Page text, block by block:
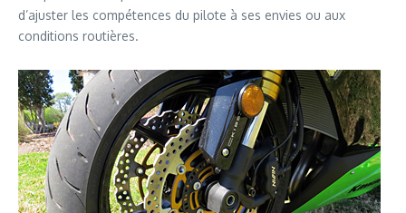
d’ajuster les compétences du pilote à ses envies ou aux
conditions routières.